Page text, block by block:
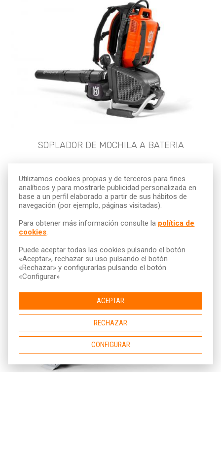
SOPLADOR DE MOCHILA A BATERIA
24h +24h Semana
40,30 € 31,70 € 128,80 €
Fianza: 300,00 €
Utilizamos cookies propias y de terceros para fines
analíticos y para mostrarle publicidad personalizada en
base a un perfil elaborado a partir de sus hábitos de
navegación (por ejemplo, páginas visitadas).
Para obtener más información consulte la política de
cookies.
Puede aceptar todas las cookies pulsando el botón
«Aceptar», rechazar su uso pulsando el botón
«Rechazar» y configurarlas pulsando el botón
«Configurar»
ACEPTAR
RECHAZAR
CONFIGURAR